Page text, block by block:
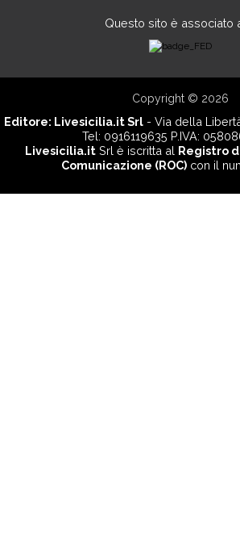
Questo sito è associato
Copyright © 2026
Editore: Livesicilia.it Srl - Via della
Tel: 0916119635 P.IVA:
Livesicilia.it Srl è iscritta al Registro
Comunicazione (ROC)con il